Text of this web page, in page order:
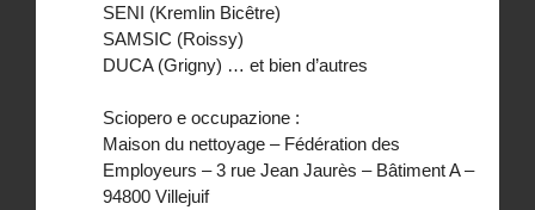
SENI (Kremlin Bicêtre)
SAMSIC (Roissy)
DUCA (Grigny) … et bien d’autres
Sciopero e occupazione :
Maison du nettoyage – Fédération des
Employeurs – 3 rue Jean Jaurès – Bâtiment A –
94800 Villejuif